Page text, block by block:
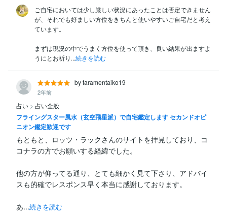
ご自宅においては少し厳しい状況にあったことは否定できません
が、それでも好ましい方位をきちんと使いやすいご自宅だと考え
ています。
まずは現況の中でうまく方位を使って頂き、良い結果が出ますよ
うにとお祈り...続きを読む
by taramentaiko19
2年前
占い > 占い全般
フライングスター風水（玄空飛星派）で自宅鑑定します セカンドオピ
ニオン鑑定歓迎です
もともと、ロッツ・ラックさんのサイトを拝見しており、コ
コナラの方でお願いする経緯でした。
他の方が仰ってる通り、とても細かく見て下さり、アドバイ
スも的確でレスポンス早く本当に感謝しております。
あ...続きを読む